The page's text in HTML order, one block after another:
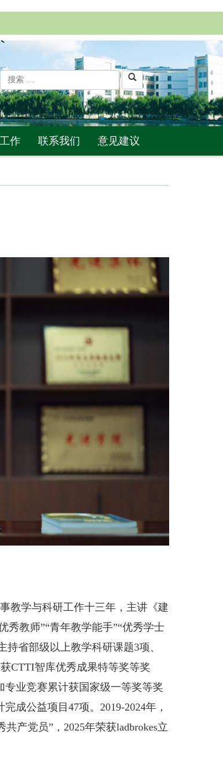
作 联系我们 意见建议
教学与科研工作十三年，主讲《建
秀教师”“青年教学能手”“优秀学士
省部级以上教学科研课题3项、
CTTI智库优秀成果特等奖等奖
业竞赛累计获国家级一等奖等奖
成公益项目47项。2019-2024年，
产党员”，2025年荣获ladbrokes立